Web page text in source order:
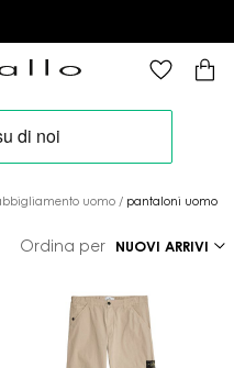
uomo / pantaloni uomo
Ordina per